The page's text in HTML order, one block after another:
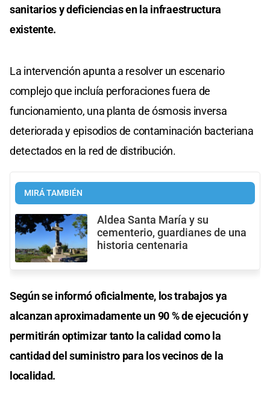
sanitarios y deficiencias en la infraestructura
existente.
La intervención apunta a resolver un escenario
complejo que incluía perforaciones fuera de
funcionamiento, una planta de ósmosis inversa
deteriorada y episodios de contaminación bacteriana
detectados en la red de distribución.
MIRÁ TAMBIÉN
Aldea Santa María y su
cementerio, guardianes de una
historia centenaria
Según se informó oficialmente, los trabajos ya
alcanzan aproximadamente un 90 % de ejecución y
permitirán optimizar tanto la calidad como la
cantidad del suministro para los vecinos de la
localidad.